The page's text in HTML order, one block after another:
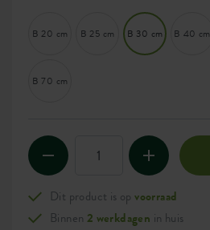
B 20 cm B 25 cm B 30 cm B 40 cm
B 70 cm
Dit product is opvoorraad
Binnen 2 werkdagen in huis